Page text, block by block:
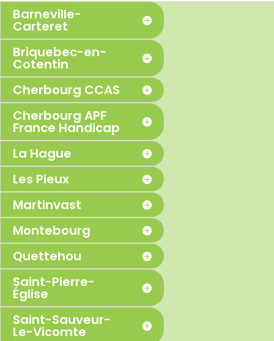
Barneville-
Carteret
Briquebec-en-
Cotentin
Cherbourg CCAS
Cherbourg APF
France Handicap
La Hague
Les Pieux
Martinvast
Montebourg
Quettehou
Saint-Pierre-
Église
Saint-Sauveur-
Le-Vicomte